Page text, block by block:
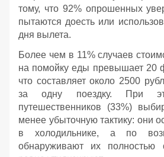
тому, что 92% опрошенных
пытаются доесть или
дня вылета.
Более чем в 11% случаев
на помойку еды превышает 20
что составляет около 2500
за одну поездку. При
путешественников (33%)
менее убыточную тактику: они
в холодильнике, а по
обнаруживают их